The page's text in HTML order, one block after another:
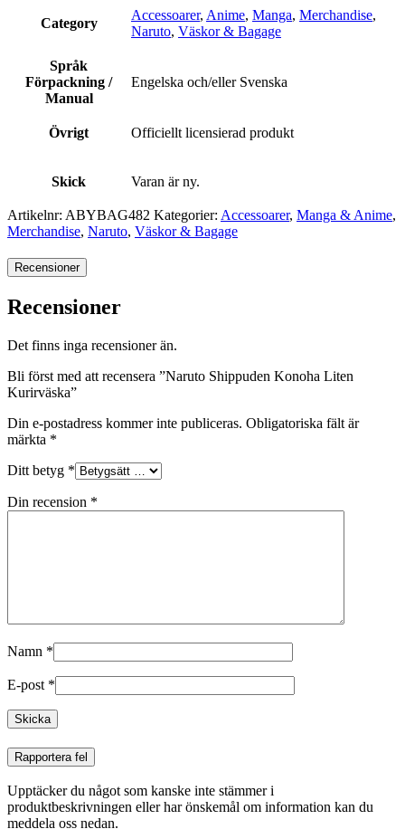
Category
Accessoarer, Anime, Manga, Merchandise,
Naruto, Väskor & Bagage
Språk
Förpackning /
Manual
Engelska och/eller Svenska
Övrigt Officiellt licensierad produkt
Skick Varan är ny.
Artikelnr: ABYBAG482 Kategorier: Accessoarer, Manga & Anime,
Merchandise, Naruto, Väskor & Bagage
Recensioner
Recensioner
Det finns inga recensioner än.
Bli först med att recensera ”Naruto Shippuden Konoha Liten
Kurirväska”
Din e-postadress kommer inte publiceras. Obligatoriska fält är
märkta *
Ditt betyg *
Din recension *
Namn *
E-post *
Rapportera fel
Upptäcker du något som kanske inte stämmer i
produktbeskrivningen eller har önskemål om information kan du
meddela oss nedan.